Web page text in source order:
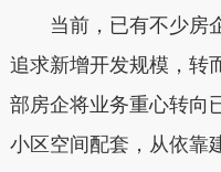
当前，已有不少房企
追求新增开发规模，转
部房企将业务重心转向
小区空间配套，从依靠